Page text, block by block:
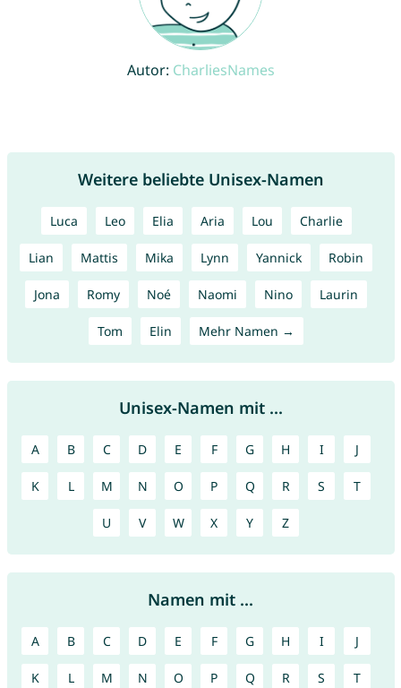
Autor: CharliesNames
Weitere beliebte Unisex-Namen
Luca Leo Elia Aria Lou Charlie
Lian Mattis Mika Lynn Yannick Robin
Jona Romy Noé Naomi Nino Laurin
Tom Elin Mehr Namen →
Unisex-Namen mit ...
A B C D E F G H I J
K L M N O P Q R S T
U V W X Y Z
Namen mit ...
A B C D E F G H I J
K L M N O P Q R S T